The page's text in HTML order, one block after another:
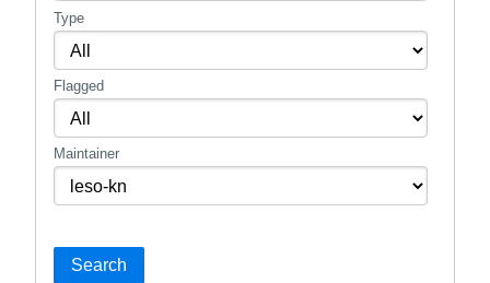
Type
Flagged
Maintainer
Search